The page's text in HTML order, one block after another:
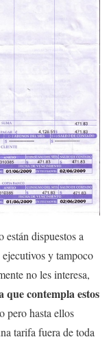
dispuestos a
y tampoco
no les interesa,
que contempla estos
pero hasta ellos
tarifa fuera de toda